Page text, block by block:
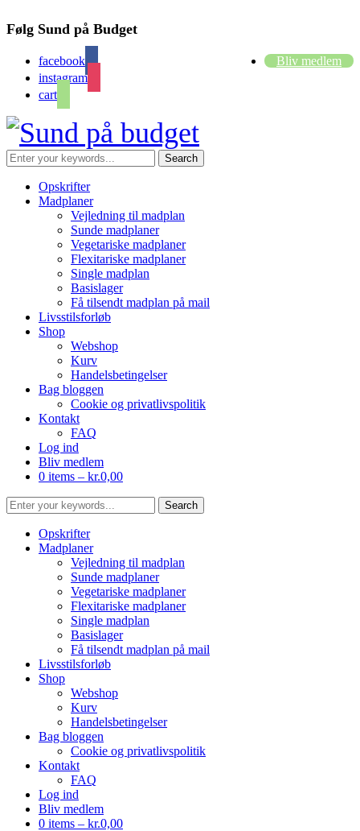
Følg Sund på Budget
facebook
instagram
cart
Bliv medlem
Opskrifter
Madplaner
Vejledning til madplan
Sunde madplaner
Vegetariske madplaner
Flexitariske madplaner
Single madplan
Basislager
Få tilsendt madplan på mail
Livsstilsforløb
Shop
Webshop
Kurv
Handelsbetingelser
Bag bloggen
Cookie og privatlivspolitik
Kontakt
FAQ
Log ind
Bliv medlem
0 items – kr.0,00
Opskrifter
Madplaner
Vejledning til madplan
Sunde madplaner
Vegetariske madplaner
Flexitariske madplaner
Single madplan
Basislager
Få tilsendt madplan på mail
Livsstilsforløb
Shop
Webshop
Kurv
Handelsbetingelser
Bag bloggen
Cookie og privatlivspolitik
Kontakt
FAQ
Log ind
Bliv medlem
0 items – kr.0,00